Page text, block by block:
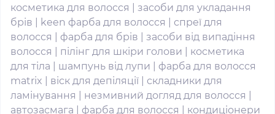
косметика для волосся
засоби для укладання
брів
keen фарба для волосся
спреї для
волосся
фарба для брів
засоби від випадіння
волосся
пілінг для шкіри голови
косметика
для тіла
шампунь від лупи
фарба для волосся
matrix
віск для депіляції
складники для
ламінування
незмивний догляд для волосся
автозасмага
фарба для волосся
кондиціонери